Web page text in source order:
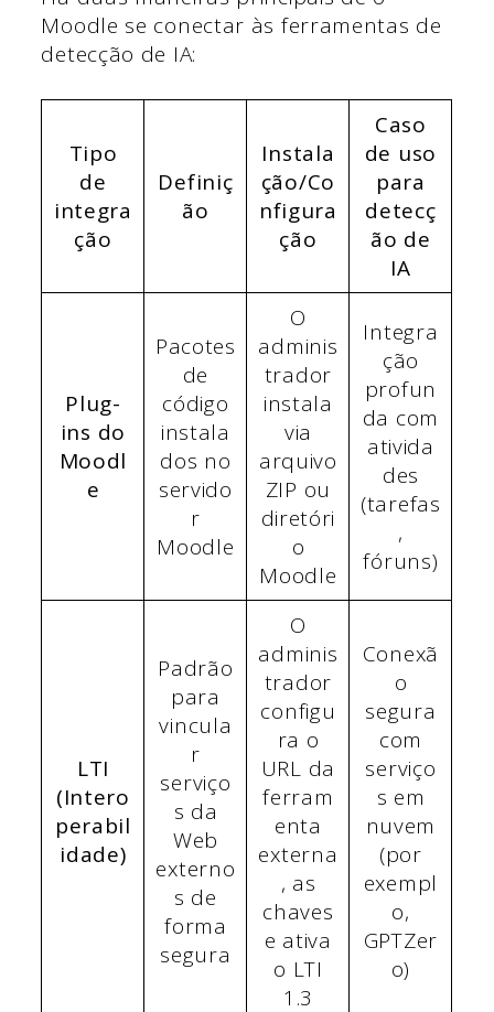
Moodle se conectar às ferramentas de
detecção de IA:
Tipo
de
integra
ção
Definiç
ão
Instala
ção/Co
nfigura
ção
Caso
de uso
para
detecç
ão de
IA
Plug-
ins do
Moodl
e
Pacotes
de
código
instala
dos no
servido
r
Moodle
O
adminis
trador
instala
via
arquivo
ZIP ou
diretóri
o
Moodle
Integra
ção
profun
da com
ativida
des
(tarefas
,
fóruns)
LTI
(Intero
perabil
idade)
Padrão
para
vincula
r
serviço
s da
Web
externo
s de
forma
segura
O
adminis
trador
configu
ra o
URL da
ferram
enta
externa
, as
chaves
e ativa
o LTI
1.3
Conexã
o
segura
com
serviço
s em
nuvem
(por
exempl
o,
GPTZer
o)